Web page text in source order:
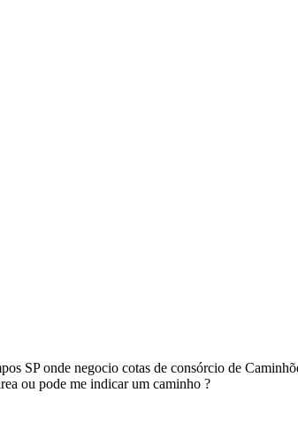
SP onde negocio cotas de consórcio de
ou pode me indicar um caminho ?